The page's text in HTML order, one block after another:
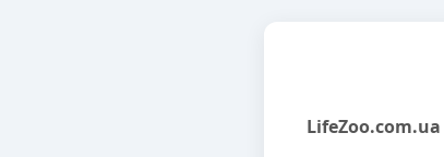
LifeZoo.com.ua